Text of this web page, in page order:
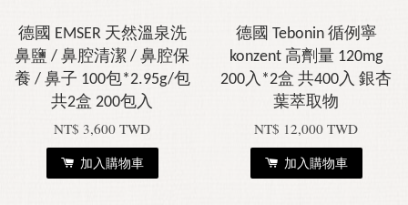
德國 EMSER 天然溫泉洗
鼻鹽 / 鼻腔清潔 / 鼻腔保
養 / 鼻子 100包*2.95g/包
共2盒 200包入
NT$ 3,600 TWD
加入購物車
德國 Tebonin 循例寧
konzent 高劑量 120mg
200入*2盒 共400入 銀杏
葉萃取物
NT$ 12,000 TWD
加入購物車